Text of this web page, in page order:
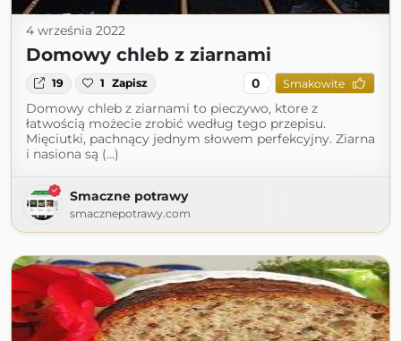
4 września 2022
Domowy chleb z ziarnami
19 1 Zapisz 0 Smakowite
Domowy chleb z ziarnami to pieczywo, ktore z
łatwością możecie zrobić według tego przepisu.
Mięciutki, pachnący jednym słowem perfekcyjny. Ziarna
i nasiona są (...)
Smaczne potrawy
smacznepotrawy.com